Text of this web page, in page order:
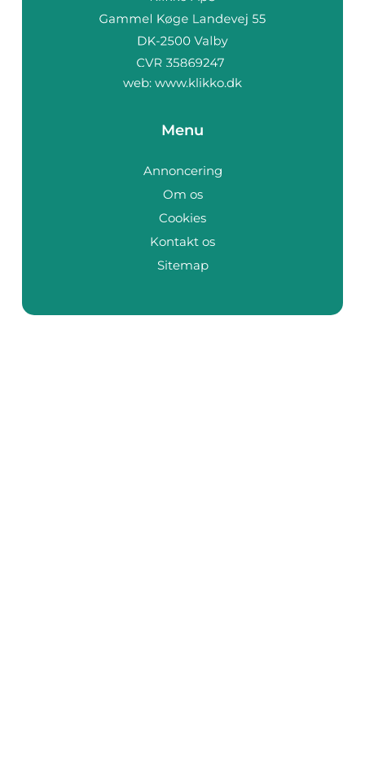
web: www.klikko.dk
Menu
Annoncering
Om os
Cookies
Kontakt os
Sitemap